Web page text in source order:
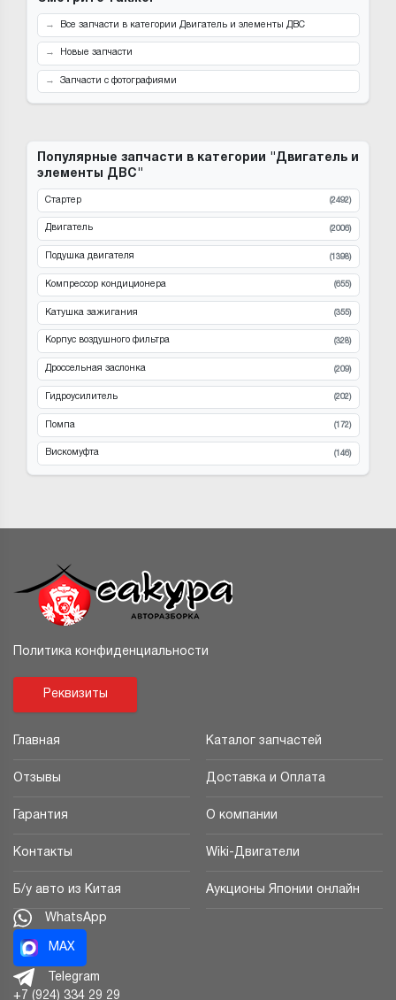
Все запчасти в категории Двигатель и элементы ДВС
Новые запчасти
Запчасти с фотографиями
Популярные запчасти в категории "Двигатель и
элементы ДВС"
Стартер (2492)
Двигатель (2006)
Подушка двигателя (1398)
Компрессор кондиционера (655)
Катушка зажигания (355)
Корпус воздушного фильтра (328)
Дроссельная заслонка (209)
Гидроусилитель (202)
Помпа (172)
Вискомуфта (146)
Политика конфиденциальности
Реквизиты
Главная Каталог запчастей
Отзывы Доставка и Оплата
Гарантия О компании
Контакты Wiki-Двигатели
Б/у авто из Китая Аукционы Японии онлайн
WhatsApp
MAX
Telegram
+7 (924) 334 29 29